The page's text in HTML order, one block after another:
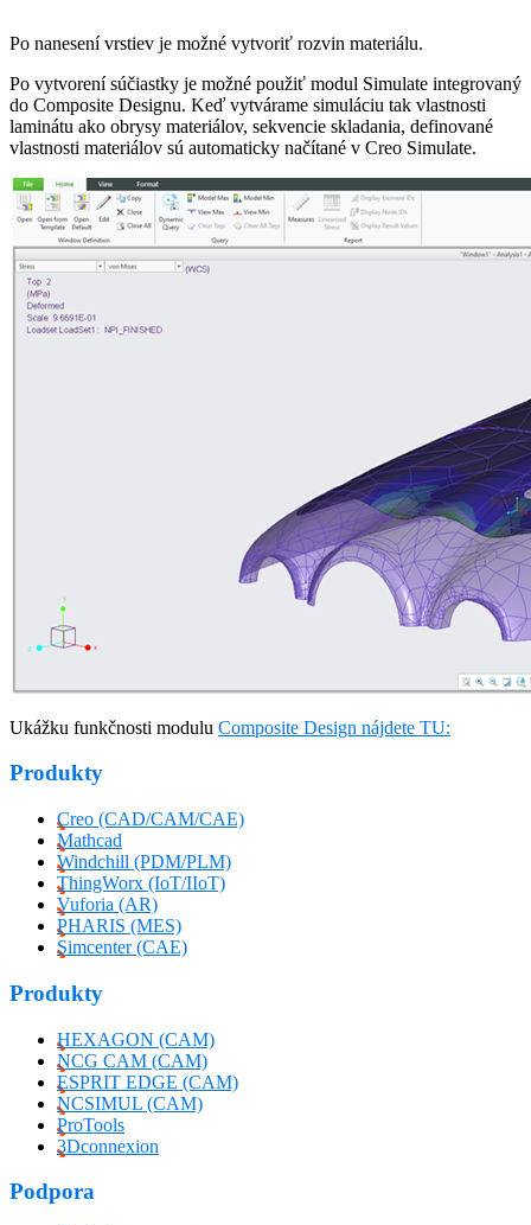
Po nanesení vrstiev je možné vytvoriť rozvin materiálu.
Po vytvorení súčiastky je možné použiť modul Simulate integrovaný
do Composite Designu. Keď vytvárame simuláciu tak vlastnosti
laminátu ako obrysy materiálov, sekvencie skladania, definované
vlastnosti materiálov sú automaticky načítané v Creo Simulate.
Ukážku funkčnosti modulu Composite Design nájdete TU:
Produkty
Creo (CAD/CAM/CAE)
Mathcad
Windchill (PDM/PLM)
ThingWorx (IoT/IIoT)
Vuforia (AR)
PHARIS (MES)
Simcenter (CAE)
Produkty
HEXAGON (CAM)
NCG CAM (CAM)
ESPRIT EDGE (CAM)
NCSIMUL (CAM)
ProTools
3Dconnexion
Podpora